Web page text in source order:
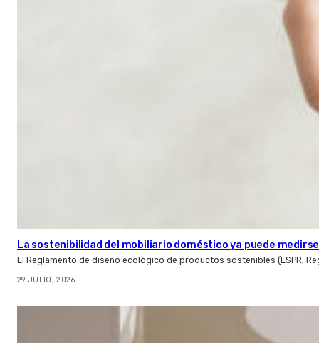
La sostenibilidad del mobiliario doméstico ya puede
El Reglamento de diseño ecológico de productos sostenibles (ESPR,
29 JULIO, 2026